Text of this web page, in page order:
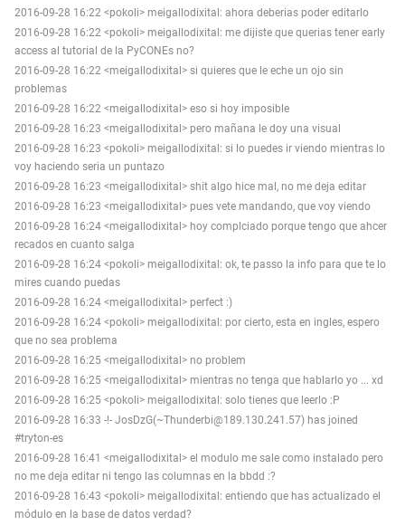
2016-09-28 16:22 <pokoli> meigallodixital: ahora deberias poder editarlo
2016-09-28 16:22 <pokoli> meigallodixital: me dijiste que querias tener early
access al tutorial de la PyCONEs no?
2016-09-28 16:22 <meigallodixital> si quieres que le eche un ojo sin
problemas
2016-09-28 16:22 <meigallodixital> eso si hoy imposible
2016-09-28 16:23 <meigallodixital> pero mañana le doy una visual
2016-09-28 16:23 <pokoli> meigallodixital: si lo puedes ir viendo mientras lo
voy haciendo seria un puntazo
2016-09-28 16:23 <meigallodixital> shit algo hice mal, no me deja editar
2016-09-28 16:23 <meigallodixital> pues vete mandando, que voy viendo
2016-09-28 16:24 <meigallodixital> hoy complciado porque tengo que ahcer
recados en cuanto salga
2016-09-28 16:24 <pokoli> meigallodixital: ok, te passo la info para que te lo
mires cuando puedas
2016-09-28 16:24 <meigallodixital> perfect :)
2016-09-28 16:24 <pokoli> meigallodixital: por cierto, esta en ingles, espero
que no sea problema
2016-09-28 16:25 <meigallodixital> no problem
2016-09-28 16:25 <meigallodixital> mientras no tenga que hablarlo yo ... xd
2016-09-28 16:25 <pokoli> meigallodixital: solo tienes que leerlo :P
2016-09-28 16:33 -!- JosDzG(~Thunderbi@189.130.241.57) has joined
#tryton-es
2016-09-28 16:41 <meigallodixital> el modulo me sale como instalado pero
no me deja editar ni tengo las columnas en la bbdd :?
2016-09-28 16:43 <pokoli> meigallodixital: entiendo que has actualizado el
módulo en la base de datos verdad?